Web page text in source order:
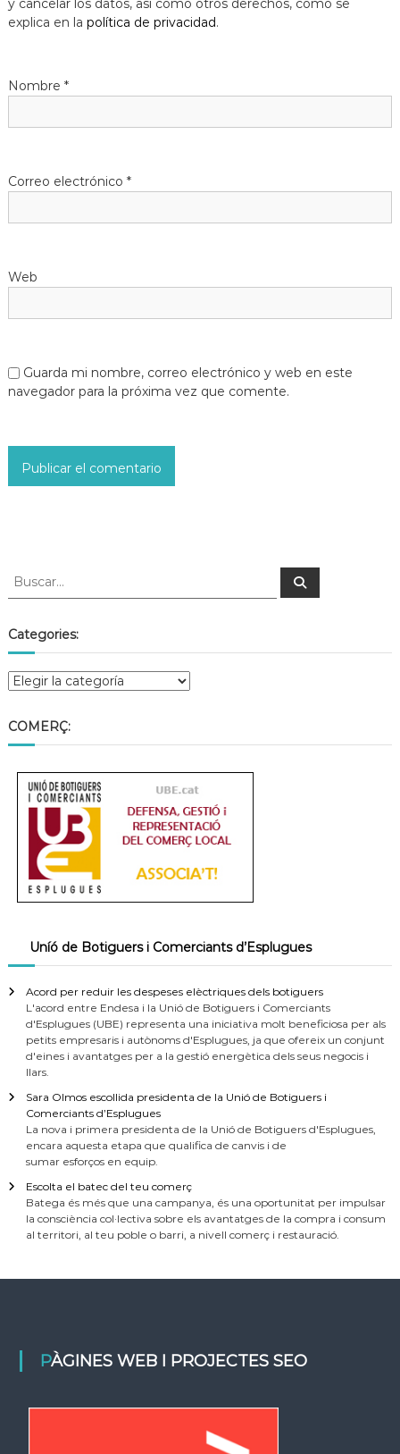
y cancelar los datos, así como otros derechos, como se
explica en la política de privacidad.
Nombre *
Correo electrónico *
Web
Guarda mi nombre, correo electrónico y web en este
navegador para la próxima vez que comente.
Categories:
COMERÇ:
Uníó de Botiguers i Comerciants d’Esplugues
Acord per reduir les despeses elèctriques dels botiguers
L'acord entre Endesa i la Unió de Botiguers i Comerciants
d'Esplugues (UBE) representa una iniciativa molt beneficiosa per als
petits empresaris i autònoms d'Esplugues, ja que ofereix un conjunt
d'eines i avantatges per a la gestió energètica dels seus negocis i
llars.
Sara Olmos escollida presidenta de la Unió de Botiguers i
Comerciants d’Esplugues
La nova i primera presidenta de la Unió de Botiguers d'Esplugues,
encara aquesta etapa que qualifica de canvis i de
sumar esforços en equip.
Escolta el batec del teu comerç
Batega és més que una campanya, és una oportunitat per impulsar
la consciència col·lectiva sobre els avantatges de la compra i consum
al territori, al teu poble o barri, a nivell comerç i restauració.
PÀGINES WEB I PROJECTES SEO